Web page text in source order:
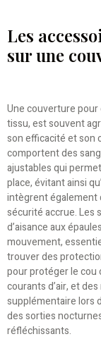
Les
sur une
Une couverture pour
tissu, est souvent
son efficacité et son
comportent des
ajustables qui
place, évitant ainsi
intègrent également
sécurité accrue. Les
d’aisance aux
mouvement,
trouver des
pour protéger le cou
courants d’air, et
supplémentaire lors
des sorties
réfléchissants.